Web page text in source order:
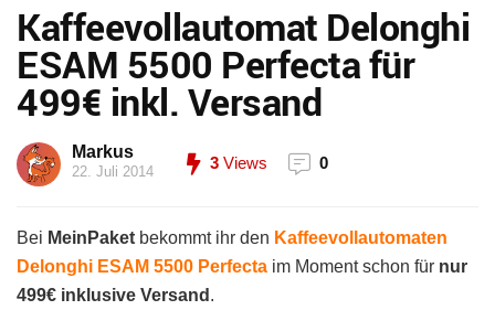
Kaffeevollautomat Delonghi
ESAM 5500 Perfecta für
499€ inkl. Versand
Markus
22. Juli 2014 3 Views 0
Bei MeinPaket bekommt ihr den Kaffeevollautomaten
Delonghi ESAM 5500 Perfecta im Moment schon für nur
499€ inklusive Versand .